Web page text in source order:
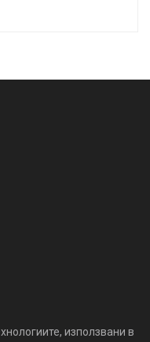
използвани в